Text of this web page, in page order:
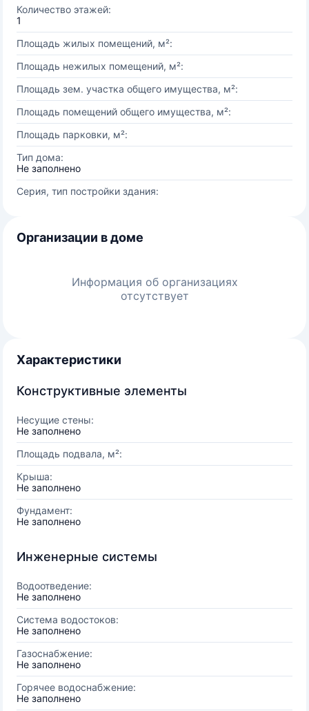
Количество этажей:
1
Площадь жилых помещений, м²:
Площадь нежилых помещений, м²:
Площадь зем. участка общего имущества, м²:
Площадь помещений общего имущества, м²:
Площадь парковки, м²:
Тип дома:
Не заполнено
Серия, тип постройки здания:
Организации в доме
Информация об организациях
отсутствует
Характеристики
Конструктивные элементы
Несущие стены:
Не заполнено
Площадь подвала, м²:
Крыша:
Не заполнено
Фундамент:
Не заполнено
Инженерные системы
Водоотведение:
Не заполнено
Система водостоков:
Не заполнено
Газоснабжение:
Не заполнено
Горячее водоснабжение:
Не заполнено